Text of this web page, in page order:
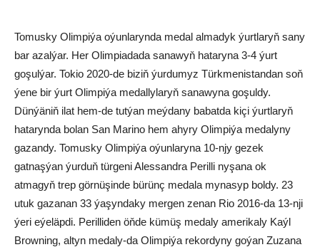
Tomusky Olimpiýa oýunlarynda medal almadyk ýurtlaryň sany
bar azalýar. Her Olimpiadada sanawyň hataryna 3-4 ýurt
goşulýar. Tokio 2020-de biziň ýurdumyz Türkmenistandan soň
ýene bir ýurt Olimpiýa medallylaryň sanawyna goşuldy.
Dünýäniň ilat hem-de tutýan meýdany babatda kiçi ýurtlaryň
hatarynda bolan San Marino hem ahyry Olimpiýa medalyny
gazandy. Tomusky Olimpiýa oýunlaryna 10-njy gezek
gatnaşýan ýurduň türgeni Alessandra Perilli nyşana ok
atmagyň trep görnüşinde bürünç medala mynasyp boldy. 23
utuk gazanan 33 ýaşyndaky mergen zenan Rio 2016-da 13-nji
ýeri eýeläpdi. Perilliden öňde kümüş medaly amerikaly Kaýl
Browning, altyn medaly-da Olimpiýa rekordyny goýan Zuzana